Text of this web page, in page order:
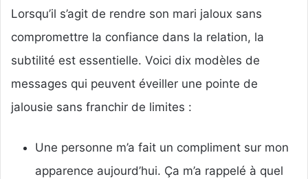
Lorsqu’il s’agit de rendre son mari jaloux sans
compromettre la confiance dans la relation, la
subtilité est essentielle. Voici dix modèles de
messages qui peuvent éveiller une pointe de
jalousie sans franchir de limites :
Une personne m’a fait un compliment sur mon
apparence aujourd’hui. Ça m’a rappelé à quel